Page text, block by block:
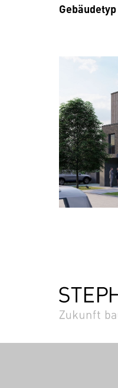
Gebäudetyp